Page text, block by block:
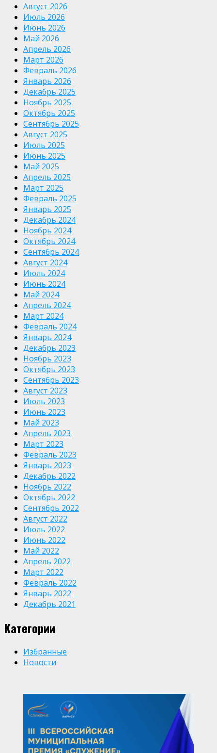
Август 2026
Июль 2026
Июнь 2026
Май 2026
Апрель 2026
Март 2026
Февраль 2026
Январь 2026
Декабрь 2025
Ноябрь 2025
Октябрь 2025
Сентябрь 2025
Август 2025
Июль 2025
Июнь 2025
Май 2025
Апрель 2025
Март 2025
Февраль 2025
Январь 2025
Декабрь 2024
Ноябрь 2024
Октябрь 2024
Сентябрь 2024
Август 2024
Июль 2024
Июнь 2024
Май 2024
Апрель 2024
Март 2024
Февраль 2024
Январь 2024
Декабрь 2023
Ноябрь 2023
Октябрь 2023
Сентябрь 2023
Август 2023
Июль 2023
Июнь 2023
Май 2023
Апрель 2023
Март 2023
Февраль 2023
Январь 2023
Декабрь 2022
Ноябрь 2022
Октябрь 2022
Сентябрь 2022
Август 2022
Июль 2022
Июнь 2022
Май 2022
Апрель 2022
Март 2022
Февраль 2022
Январь 2022
Декабрь 2021
Категории
Избранные
Новости